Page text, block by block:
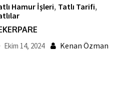
Hamur İşleri, Tatlı Tarifi,
Ekim 14, 2024 Kenan Özman